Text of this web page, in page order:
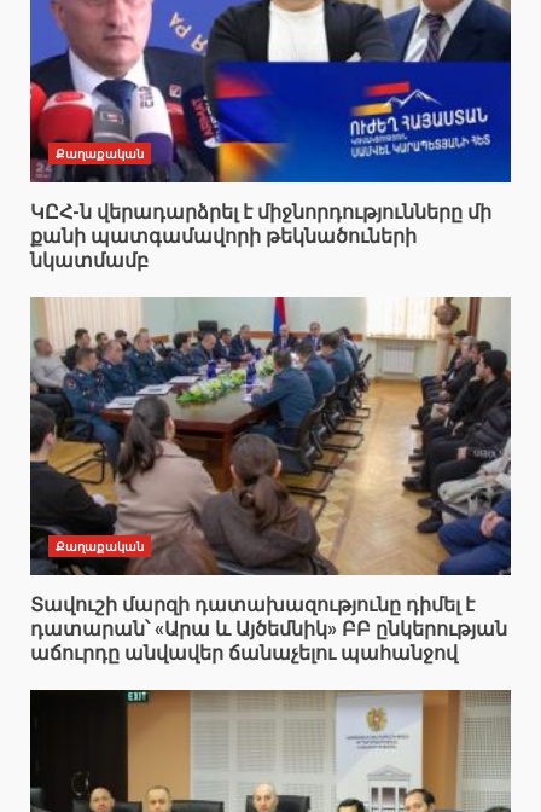
Քաղաքական
ԿԸՀ-ն վերադարձրել է միջնորդությունները մի
քանի պատգամավորի թեկնածուների
նկատմամբ
Քաղաքական
Տավուշի մարզի դատախազությունը դիմել է
դատարան՝ «Արա և Այծեմնիկ» ԲԲ ընկերության
աճուրդը անվավեր ճանաչելու պահանջով